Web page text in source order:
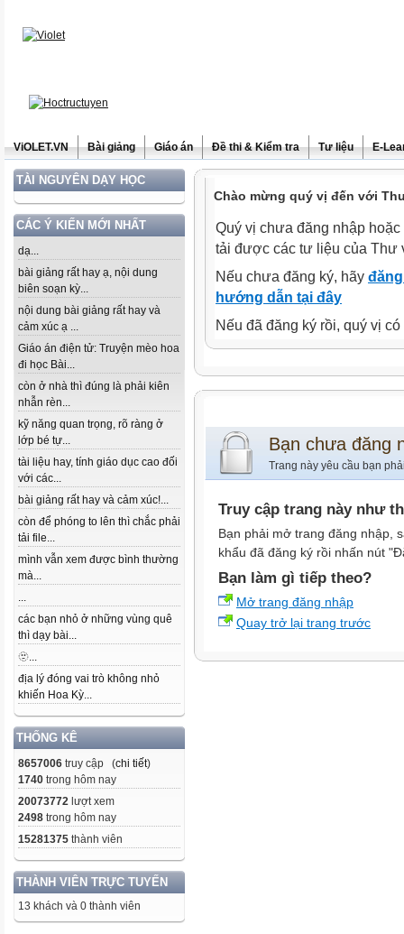
ViOLET.VN Bài giảng Giáo án Đề thi & Kiểm tra Tư liệu E-
TÀI NGUYÊN DẠY HỌC
CÁC Ý KIẾN MỚI NHẤT
dạ...
bài giảng rất hay ạ, nội dung
biên soạn kỳ...
nội dung bài giảng rất hay và
cảm xúc ạ ...
Giáo án điện tử: Truyện mèo hoa
đi học Bài...
còn ở nhà thì đúng là phải kiên
nhẫn rèn...
kỹ năng quan trọng, rõ ràng ở
lớp bé tự...
tài liệu hay, tính giáo dục cao đối
với các...
bài giảng rất hay và cảm xúc!...
còn để phóng to lên thì chắc phải
tải file...
mình vẫn xem được bình thường
mà...
...
các bạn nhỏ ở những vùng quê
thì dạy bài...
🫥...
địa lý đóng vai trò không nhỏ
khiến Hoa Kỳ...
THỐNG KÊ
8657006 truy cập (chi tiết)
1740 trong hôm nay
20073772 lượt xem
2498 trong hôm nay
15281375 thành viên
THÀNH VIÊN TRỰC TUYẾN
13 khách và 0 thành viên
Chào mừng quý vị đến với
Quý vị chưa đăng nhập
tải được các tư liệu của Thư
Nếu chưa đăng ký, hãy
hướng dẫn tại đây
Nếu đã đăng ký rồi, quý vị
Bạn chưa đăng
Trang này yêu cầu bạn
Truy cập trang này như
Bạn phải mở trang đăng nhập,
khẩu đã đăng ký rồi nhấn nút
Bạn làm gì tiếp theo?
Mở trang đăng nhập
Quay trở lại trang trước